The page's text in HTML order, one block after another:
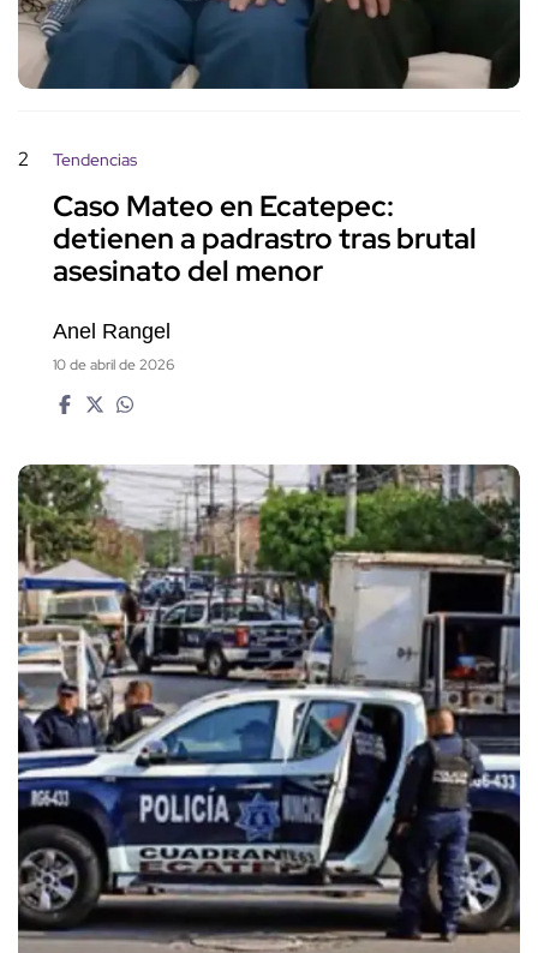
2 Tendencias
Caso Mateo en Ecatepec:
detienen a padrastro tras brutal
asesinato del menor
Anel Rangel
10 de abril de 2026